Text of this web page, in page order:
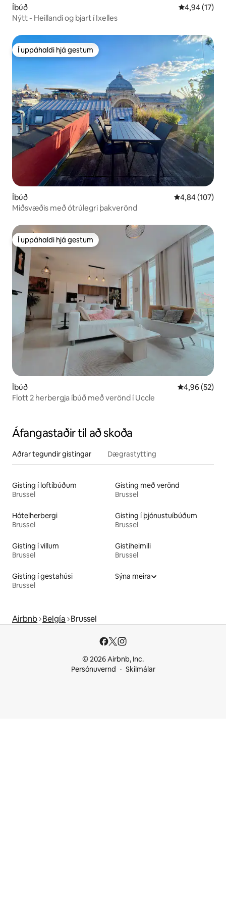
Íbúð 4,94 af 5 í
4,94 (17)
Nýtt - Heillandi og bjart í Ixelles
Í uppáhaldi hjá gestum
Í uppáhaldi hjá gestum
Íbúð 4,84 af 5 í
4,84 (107)
Miðsvæðis með ótrúlegri þakverönd
Í uppáhaldi hjá gestum
Í uppáhaldi hjá gestum
Íbúð 4,96 af 5 í
4,96 (52)
Flott 2 herbergja íbúð með verönd í Uccle
Áfangastaðir til að skoða
Aðrar tegundir gistingar Dægrastytting
Gisting í loftíbúðum
Brussel
Gisting með verönd
Brussel
Hótelherbergi
Brussel
Gisting í þjónustuíbúðum
Brussel
Gisting í villum
Brussel
Gistiheimili
Brussel
Gisting í gestahúsi
Brussel
Sýna meira
Airbnb Belgía Brussel
© 2026 Airbnb, Inc.
Persónuvernd
Skilmálar